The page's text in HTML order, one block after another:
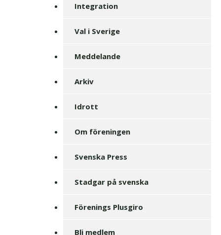
Integration
Val i Sverige
Meddelande
Arkiv
Idrott
Om föreningen
Svenska Press
Stadgar på svenska
Förenings Plusgiro
Bli medlem